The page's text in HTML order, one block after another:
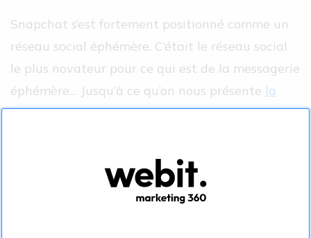
Snapchat s’est fortement positionné comme un
réseau social éphémère. C’était le réseau social
le plus novateur pour ce qui est de la messagerie
éphémère… Jusqu’à ce qu’on nous présente la
nouvelle fonctionnalité Memories, avec laquelle
story. On perd un peu
cet aspect momentané tant mis de l’avant au
tout début de Snapchat.